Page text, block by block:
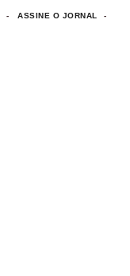
ASSINE O JORNAL